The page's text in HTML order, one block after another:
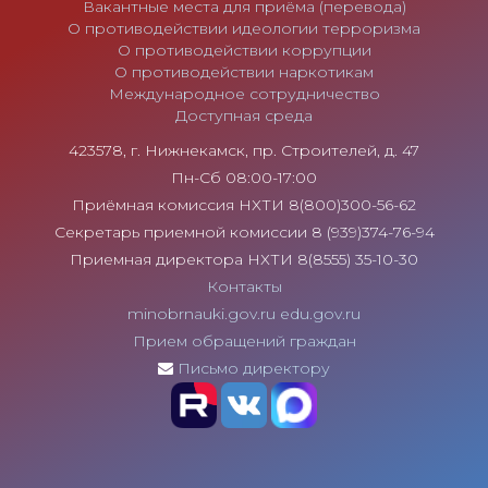
Вакантные места для приёма (перевода)
О противодействии идеологии терроризма
О противодействии коррупции
О противодействии наркотикам
Международное сотрудничество
Доступная среда
423578, г. Нижнекамск, пр. Строителей, д. 47
Пн-Сб 08:00-17:00
Приёмная комиссия НХТИ 8(800)300-56-62
Секретарь приемной комиссии 8 (939)374-76-94
Приемная директора НХТИ 8(8555) 35-10-30
Контакты
minobrnauki.gov.ru edu.gov.ru
Прием обращений граждан
Письмо директору